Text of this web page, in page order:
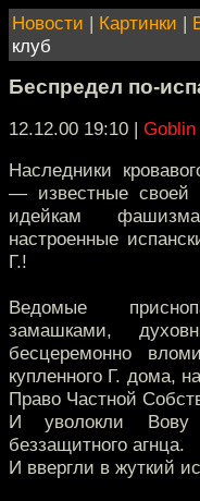
Новости | Картинки |
клуб
Беспредел по-
12.12.00 19:10 | Goblin
Наследники
— известные своей
идейкам
настроенные
Г.!
Ведомые
замашками,
бесцеремонно
купленного Г. дома,
Право Частной
И уволокли
беззащитного агнца.
И ввергли в жуткий